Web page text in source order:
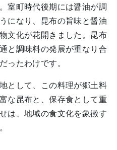
室町時代後期には醤油が調
になり、昆布の旨味と醤油
文化が花開きました。昆布
と調味料の発展が重なり合
ったわけです。
として、この料理が郷土料
な昆布と、保存食として重
は、地域の食文化を象徴す